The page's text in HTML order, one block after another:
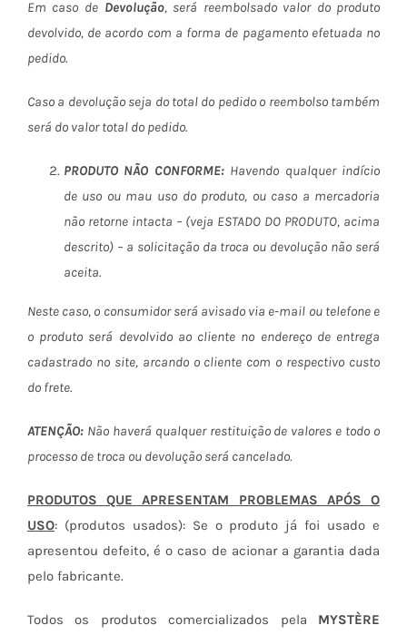
Em caso de Devolução, será reembolsado valor do produto
devolvido, de acordo com a forma de pagamento efetuada no
pedido.
Caso a devolução seja do total do pedido o reembolso também
será do valor total do pedido.
PRODUTO NÃO CONFORME: Havendo qualquer indício
de uso ou mau uso do produto, ou caso a mercadoria
não retorne intacta – (veja ESTADO DO PRODUTO, acima
descrito) – a solicitação da troca ou devolução não será
aceita.
Neste caso, o consumidor será avisado via e-mail ou telefone e
o produto será devolvido ao cliente no endereço de entrega
cadastrado no site, arcando o cliente com o respectivo custo
do frete.
ATENÇÃO:Não haverá qualquer restituição de valores e todo o
processo de troca ou devolução será cancelado.
PRODUTOS QUE APRESENTAM PROBLEMAS APÓS O
USO: (produtos usados): Se o produto já foi usado e
apresentou defeito, é o caso de acionar a garantia dada
pelo fabricante.
Todos os produtos comercializados pela MYSTÈRE